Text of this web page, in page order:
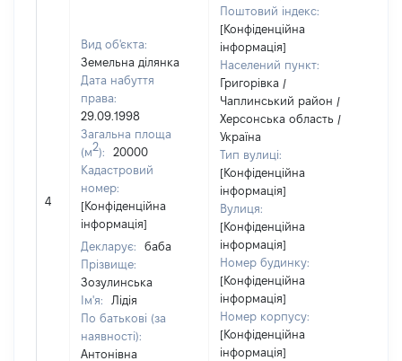
4
Вид об'єкта:
Земельна ділянка
Дата набуття
права:
29.09.1998
Загальна площа
(м2):
20000
Кадастровий
номер:
[Конфіденційна
інформація]
Декларує:
баба
Прізвище:
Зозулинська
Ім'я:
Лідія
По батькові (за
наявності):
Антонівна
Поштовий індекс:
[Конфіденційна
інформація]
Населений пункт:
Григорівка /
Чаплинський район /
Херсонська область /
Україна
Тип вулиці:
[Конфіденційна
інформація]
Вулиця:
[Конфіденційна
інформація]
Номер будинку:
[Конфіденційна
інформація]
Номер корпусу:
[Конфіденційна
інформація]